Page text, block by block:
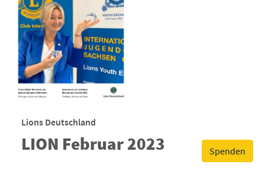
Spenden
Lions Deutschland
LION Februar 2023